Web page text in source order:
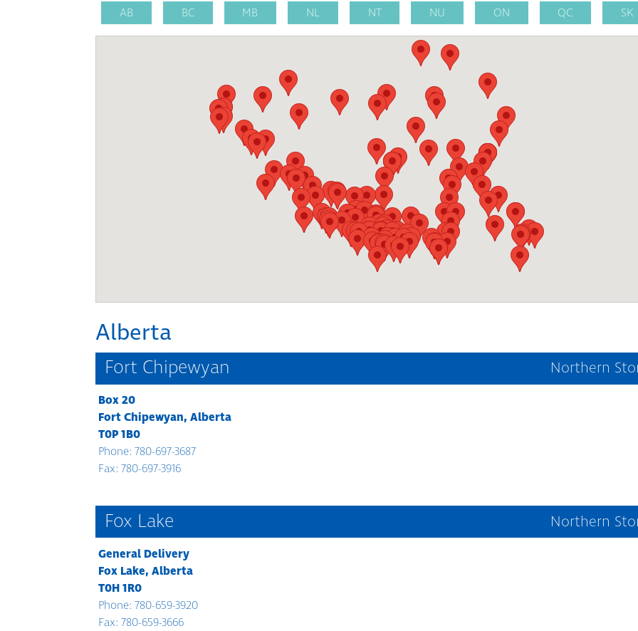
AB BC MB NL NT NU ON QC SK
Alberta
Fort Chipewyan Northern
Box 20
Fort Chipewyan, Alberta
T0P 1B0
Phone: 780-697-3687
Fax: 780-697-3916
Fox Lake Northern
General Delivery
Fox Lake, Alberta
T0H 1R0
Phone: 780-659-3920
Fax: 780-659-3666